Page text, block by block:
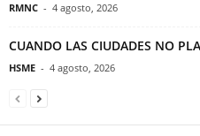
RMNC - 4 agosto, 2026
CUANDO LAS CIUDADES NO
HSME - 4 agosto, 2026